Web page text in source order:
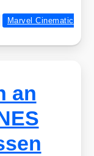
Marvel Cinematic
an